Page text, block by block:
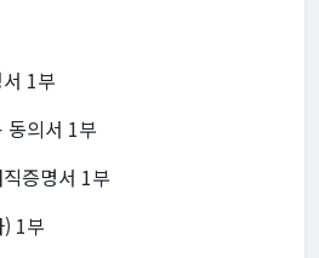
1부
동의서 1부
증명서 1부
1부